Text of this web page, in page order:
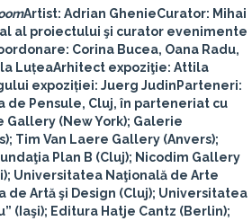
Artist: Adrian GhenieCurator: Mihai
al proiectului şi curator evenimente
: Corina Bucea, Oana Radu,
LuțeaArhitect expoziţie: Attila
expoziției: Juerg Judin Parteneri:
de Pensule, Cluj, în parteneriat cu
Gallery (New York); Galerie
Tim Van Laere Gallery (Anvers);
Plan B (Cluj); Nicodim Gallery
Universitatea Naţională de Arte
de Artă şi Design (Cluj); Universitatea
(Iaşi); Editura Hatje Cantz (Berlin);